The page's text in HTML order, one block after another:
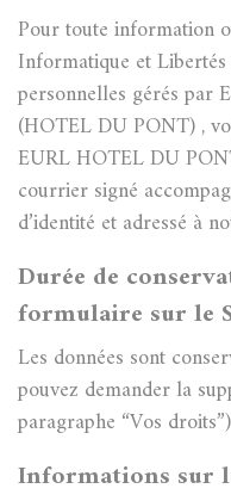
Pour toute information
Informatique et
personnelles gérés par
(HOTEL DU PONT) ,
EURL HOTEL DU
courrier signé
d’identité et adressé à
Durée de
formulaire sur le
Les données sont
pouvez demander la
paragraphe “Vos droits”)
Informations sur